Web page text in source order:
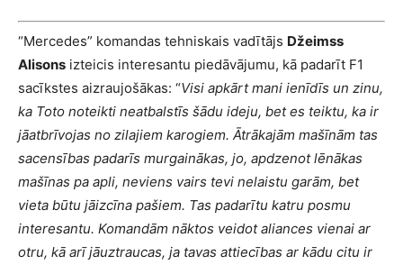
“Mercedes” komandas tehniskais vadītājs Džeimss
Alisons izteicis interesantu piedāvājumu, kā padarīt F1
sacīkstes aizraujošākas: “Visi apkārt mani ienīdīs un zinu,
ka Toto noteikti neatbalstīs šādu ideju, bet es teiktu, ka ir
jāatbrīvojas no zilajiem karogiem. Ātrākajām mašīnām tas
sacensības padarīs murgainākas, jo, apdzenot lēnākas
mašīnas pa apli, neviens vairs tevi nelaistu garām, bet
vieta būtu jāizcīna pašiem. Tas padarītu katru posmu
interesantu. Komandām nāktos veidot aliances vienai ar
otru, kā arī jāuztraucas, ja tavas attiecības ar kādu citu ir